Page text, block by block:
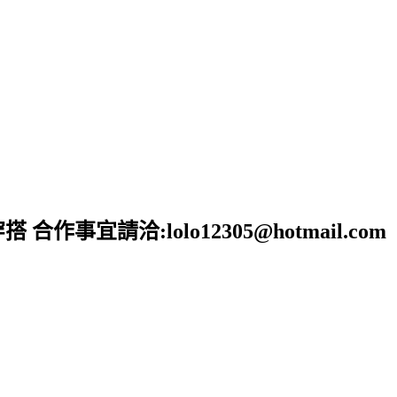
合作事宜請洽:lolo12305@hotmail.com